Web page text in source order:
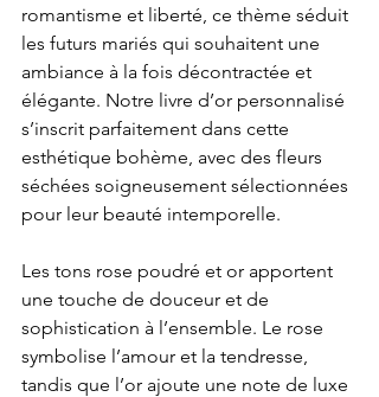
romantisme et liberté, ce thème séduit
les futurs mariés qui souhaitent une
ambiance à la fois décontractée et
élégante. Notre livre d’or personnalisé
s’inscrit parfaitement dans cette
esthétique bohème, avec des fleurs
séchées soigneusement sélectionnées
pour leur beauté intemporelle.
Les tons rose poudré et or apportent
une touche de douceur et de
sophistication à l’ensemble. Le rose
symbolise l’amour et la tendresse,
tandis que l’or ajoute une note de luxe